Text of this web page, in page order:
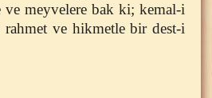
ve meyvelere bak ki; kemal-i
ve hikmetle bir dest-i